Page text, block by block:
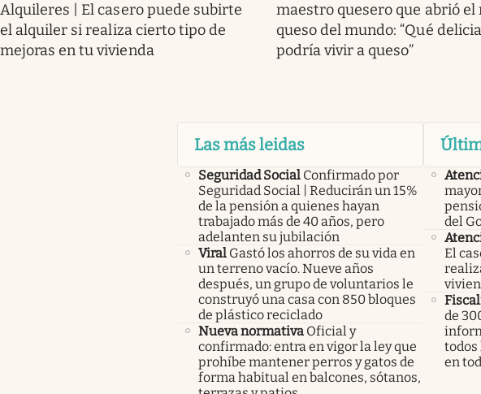
Alquileres | El casero puede subirte
el alquiler si realiza cierto tipo de
mejoras en tu vivienda
maestro quesero que abrió el
queso del mundo: “Qué
podría vivir a queso”
Las más leidas
Seguridad Social Confirmado por
Seguridad Social | Reducirán un 15%
de la pensión a quienes hayan
trabajado más de 40 años, pero
adelanten su jubilación
Viral Gastó los ahorros de su vida en
un terreno vacío. Nueve años
después, un grupo de voluntarios le
construyó una casa con 850 bloques
de plástico reciclado
Nueva normativa Oficial y
confirmado: entra en vigor la ley que
prohíbe mantener perros y gatos de
forma habitual en balcones, sótanos,
del
El
de
todos
en